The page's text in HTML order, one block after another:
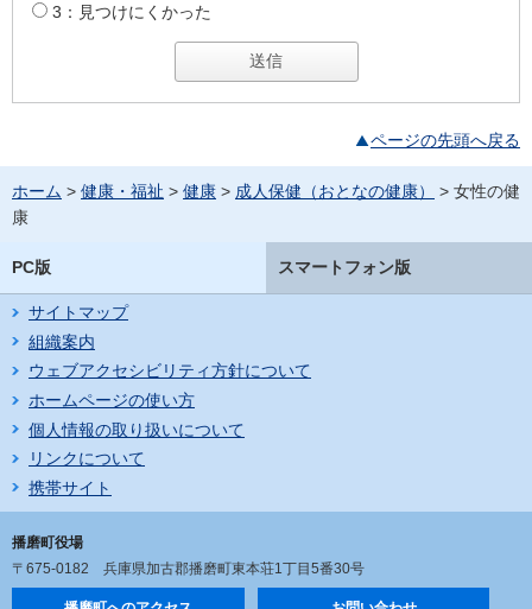
3：見つけにくかった
ページの先頭へ戻る
ホーム > 健康・福祉 > 健康 > 成人保健（おとなの健康）
> 女性の健
康
PC版 スマートフォン版
サイトマップ
組織案内
ウェブアクセシビリティ方針について
ホームページの使い方
個人情報の取り扱いについて
リンクについて
携帯サイト
播磨町役場
〒675-0182 兵庫県加古郡播磨町東本荘1丁目5番30号